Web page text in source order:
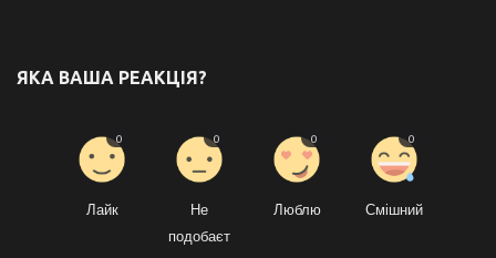
ЯКА ВАША РЕАКЦІЯ?
Лайк
0
Не
подобаєт
0
Люблю
0
Смішний
0